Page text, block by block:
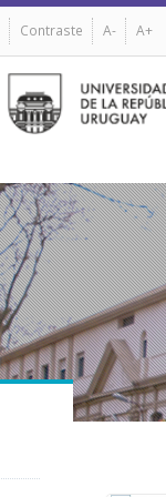
Contraste A- A+